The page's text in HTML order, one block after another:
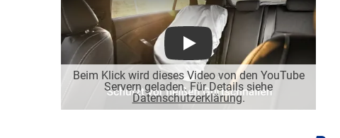
Beim Klick wird dieses Video von den YouTube
Servern geladen. Für Details siehe
Datenschutzerklärung.
Play